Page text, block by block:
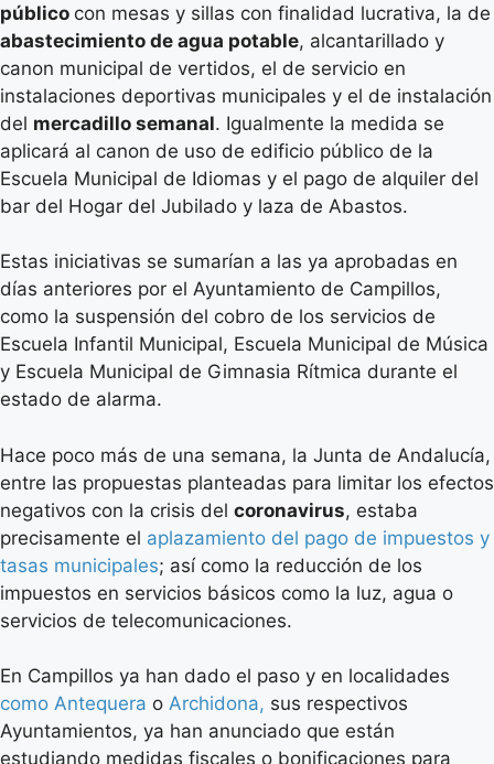
público con mesas y sillas con finalidad lucrativa, la de
abastecimiento de agua potable, alcantarillado y
canon municipal de vertidos, el de servicio en
instalaciones deportivas municipales y el de instalación
del mercadillo semanal. Igualmente la medida se
aplicará al canon de uso de edificio público de la
Escuela Municipal de Idiomas y el pago de alquiler del
bar del Hogar del Jubilado y laza de Abastos.
Estas iniciativas se sumarían a las ya aprobadas en
días anteriores por el Ayuntamiento de Campillos,
como la suspensión del cobro de los servicios de
Escuela Infantil Municipal, Escuela Municipal de Música
y Escuela Municipal de Gimnasia Rítmica durante el
estado de alarma.
Hace poco más de una semana, la Junta de Andalucía,
entre las propuestas planteadas para limitar los efectos
negativos con la crisis del coronavirus, estaba
precisamente el aplazamiento del pago de impuestos y
tasas municipales; así como la reducción de los
impuestos en servicios básicos como la luz, agua o
servicios de telecomunicaciones.
En Campillos ya han dado el paso y en localidades
como Antequera o Archidona, sus respectivos
Ayuntamientos, ya han anunciado que están
estudiando medidas fiscales o bonificaciones para